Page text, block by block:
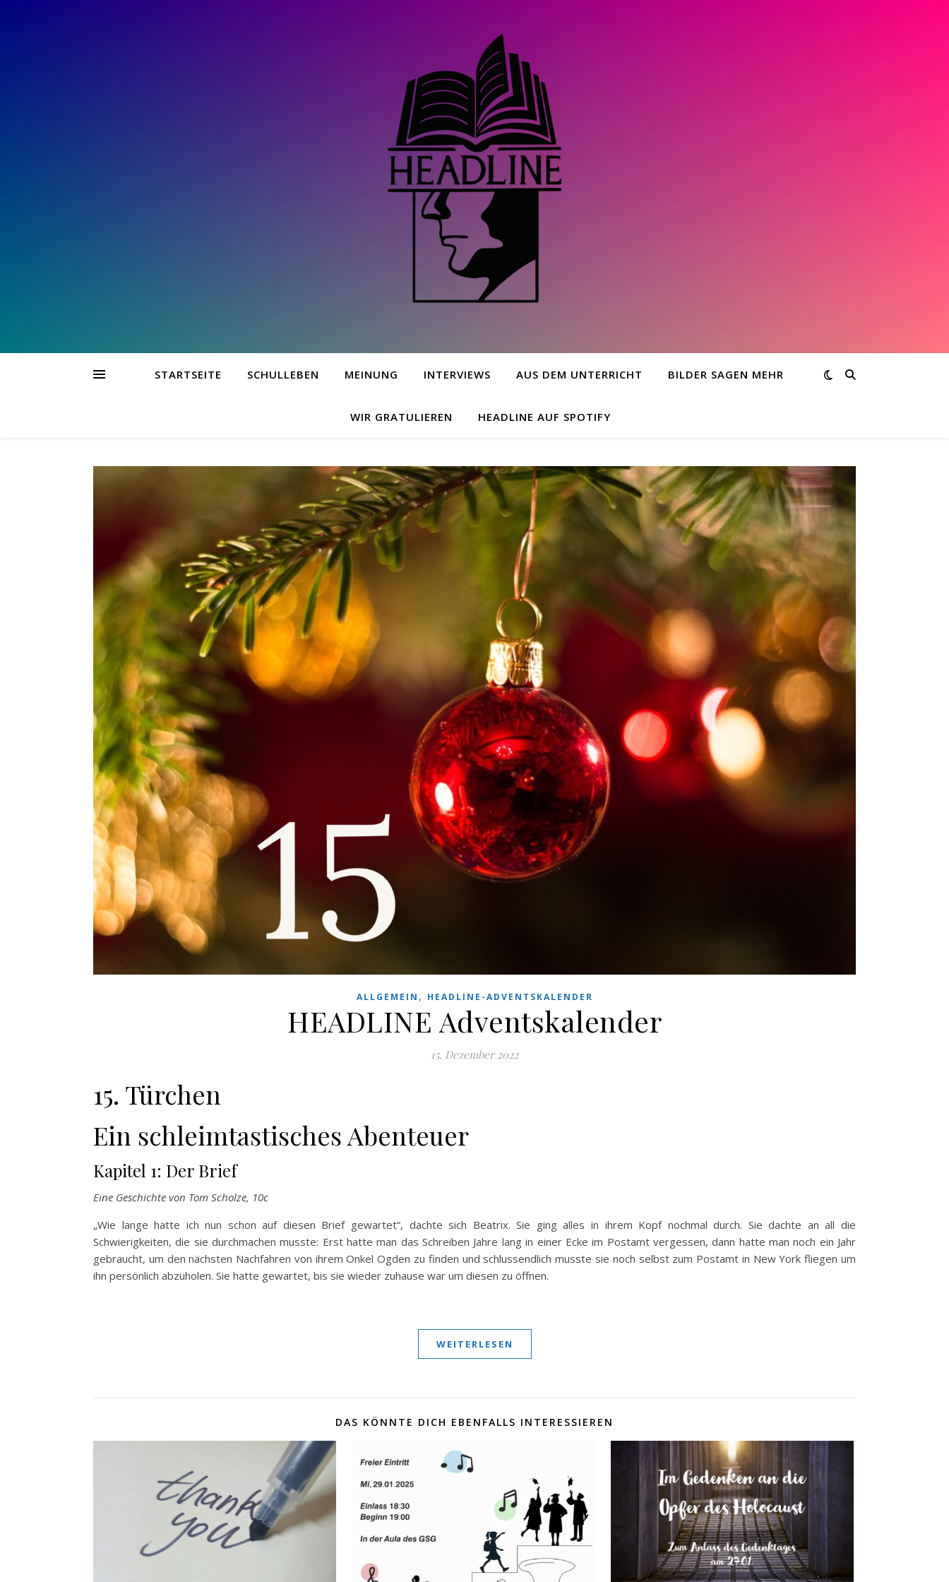
STARTSEITE SCHULLEBEN MEINUNG INTERVIEWS AUS DEM UNTERRICHT BILDER SAGEN MEHR
WIR GRATULIEREN HEADLINE AUF SPOTIFY
ALLGEMEIN , HEADLINE-ADVENTSKALENDER
HEADLINE Adventskalender
15. Dezember 2022
15. Türchen
Ein schleimtastisches Abenteuer
Kapitel 1: Der Brief
Eine Geschichte von Tom Scholze, 10c
„Wie lange hatte ich nun schon auf diesen Brief gewartet“, dachte sich Beatrix. Sie ging alles in ihrem Kopf nochmal durch. Sie dachte an all die
Schwierigkeiten, die sie durchmachen musste: Erst hatte man das Schreiben Jahre lang in einer Ecke im Postamt vergessen, dann hatte man noch ein Jahr
gebraucht, um den nächsten Nachfahren von ihrem Onkel Ogden zu finden und schlussendlich musste sie noch selbst zum Postamt in New York fliegen um
ihn persönlich abzuholen. Sie hatte gewartet, bis sie wieder zuhause war um diesen zu öffnen.
WEITERLESEN
DAS KÖNNTE DICH EBENFALLS INTERESSIEREN